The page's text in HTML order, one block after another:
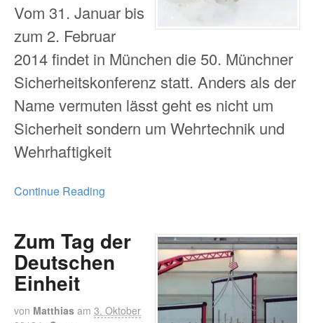
Vom 31. Januar bis
zum 2. Februar
2014 findet in München die 50. Münchner
Sicherheitskonferenz statt. Anders als der
Name vermuten lässt geht es nicht um
Sicherheit sondern um Wehrtechnik und
Wehrhaftigkeit
Continue Reading
Zum Tag der
Deutschen
Einheit
von Matthias am 3. Oktober